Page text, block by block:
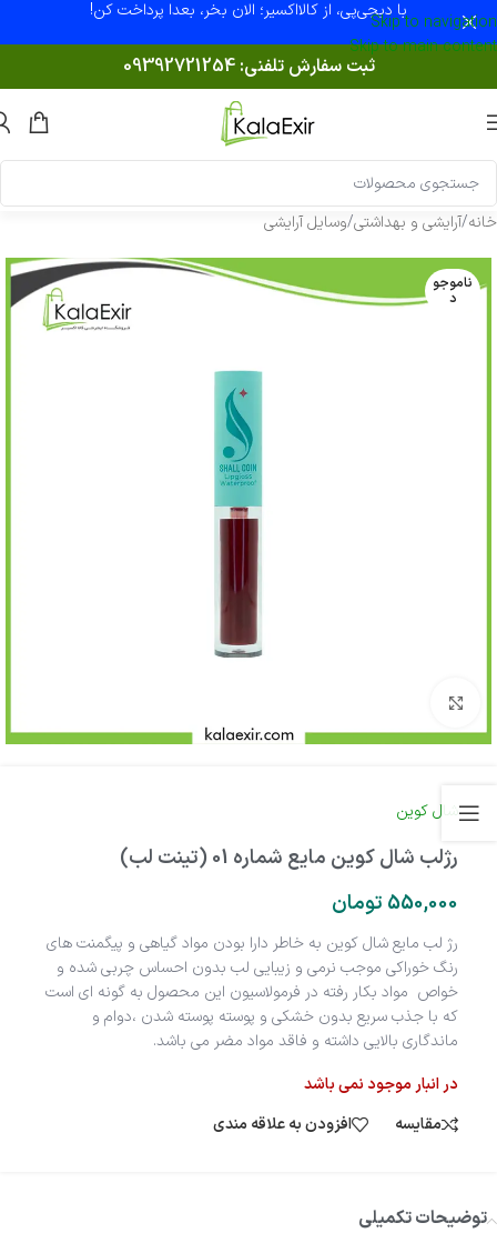
Skip to navigation
Skip to main content
با دیجی‌پی، از کالااکسیر؛ الان بخر، بعدا پرداخت کن!
ثبت سفارش تلفنی:09392721254
خانه/آرایشی و بهداشتی/وسایل آرایشی
ناموجو
د
شال کوین
رژلب شال کوین مایع شماره 01 (تینت لب)
550,000 تومان
رژ لب مایع شال کوین به خاطر دارا بودن مواد گیاهی و پیگمنت های
رنگ خوراکی موجب نرمی و زیبایی لب بدون احساس چربی شده و
خواص مواد بکار رفته در فرمولاسیون این محصول به گونه ای است
که با جذب سریع بدون خشکی و پوسته پوسته شدن ،دوام و
ماندگاری بالایی داشته و فاقد مواد مضر می باشد.
در انبار موجود نمی باشد
مقایسه
افزودن به علاقه مندی
توضیحات تکمیلی